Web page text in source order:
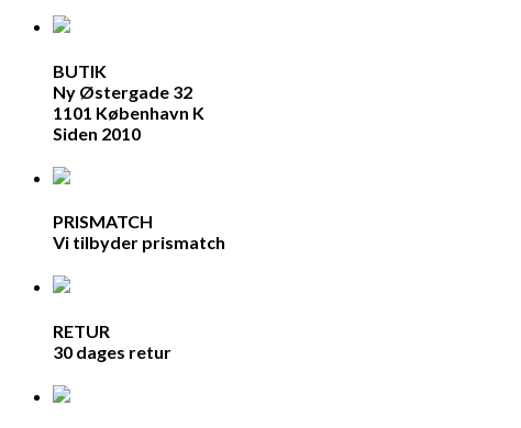
BUTIK
Ny Østergade 32
1101 København K
Siden 2010
PRISMATCH
Vi tilbyder prismatch
RETUR
30 dages retur